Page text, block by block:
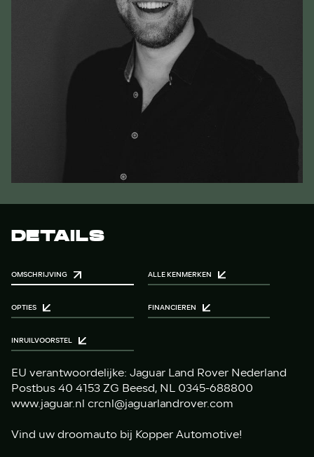
DETAILS
OMSCHRIJVING ALLE KENMERKEN
OPTIES FINANCIEREN
INRUILVOORSTEL
EU verantwoordelijke: Jaguar Land Rover Nederland
Postbus 40 4153 ZG Beesd, NL 0345-688800
www.jaguar.nl crcnl@jaguarlandrover.com
Vind uw droomauto bij Kopper Automotive!